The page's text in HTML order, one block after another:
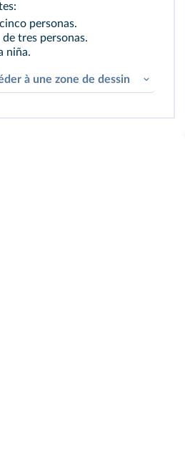
personas.
tres personas.
niña.
à une zone de dessin